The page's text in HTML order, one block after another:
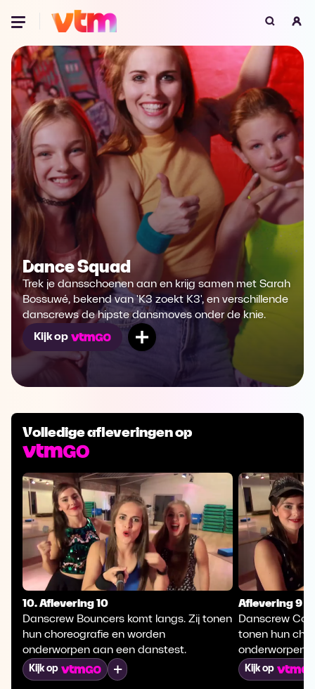
Voor je onze programma's gaat ontdekken,
best je browser updaten of hieronder één
van de ondersteunde browsers
downloaden.
Google Chrome Download
Firefox Download
Safari Download
Microsoft Edge Download
Opera Download
Dance Squad
Trek je dansschoenen aan en krijg samen met Sarah
Bossuwé, bekend van 'K3 zoekt K3', en verschillende
danscrews de hipste dansmoves onder de knie.
Kijk op
Mijn lijst
Volledige afleveringen op
10. Aflevering 10
Danscrew Bouncers komt langs. Zij tonen
hun choreografie en worden
onderworpen aan een danstest.
Kijk op
Aflevering 9
Danscrew
tonen hun
onderworpen
Kijk op